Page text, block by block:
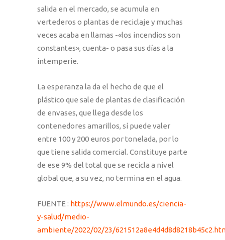
salida en el mercado, se acumula en
vertederos o plantas de reciclaje y muchas
veces acaba en llamas -«los incendios son
constantes», cuenta- o pasa sus días a la
intemperie.
La esperanza la da el hecho de que el
plástico que sale de plantas de clasificación
de envases, que llega desde los
contenedores amarillos, sí puede valer
entre 100 y 200 euros por tonelada, por lo
que tiene salida comercial. Constituye parte
de ese 9% del total que se recicla a nivel
global que, a su vez, no termina en el agua.
FUENTE : https://www.elmundo.es/ciencia-
y-salud/medio-
ambiente/2022/02/23/